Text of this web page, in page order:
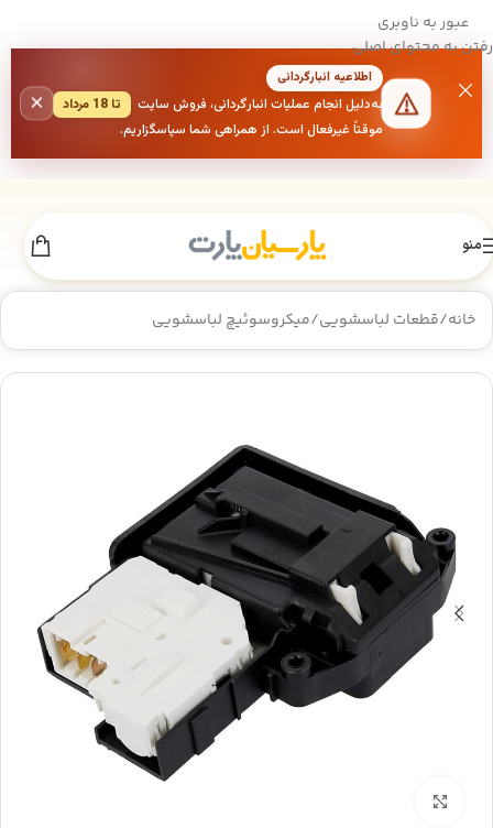
عبور به ناوبری
رفتن به محتوای اصلی
اطلاعیه انبارگردانی
به‌دلیل انجام عملیات انبارگردانی، فروش سایت
تا 18 مرداد
موقتاً غیرفعال است. از همراهی شما سپاسگزاریم.
×
منو
خانه/قطعات لباسشویی/میکروسوئیچ لباسشویی